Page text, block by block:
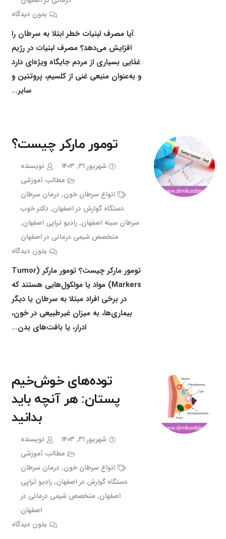
بدون دیدگاه
آیا مصرف لبنیات خطر ابتلا به سرطان را
افزایش می‌دهد؟ مصرف لبنیات در رژیم
غذایی بسیاری از مردم جایگاه ویژه‌ای دارد
و به‌عنوان منبعی غنی از کلسیم، پروتئین و
سایر…
تومور مارکر چیست؟
شهریور ۳۱, ۱۴۰۳
نویسنده
مطالب آموزشی
انواع سرطان خون, درمان سرطان
دستگاه گوارش در اصفهان, دکتر خوب
سرطان سینه اصفهان,رادیو تراپی اصفهان,
متخصص شیمی درمانی در اصفهان
بدون دیدگاه
تومور مارکر چیست؟ تومور مارکر (Tumor
Markers) مواد یا مولکول‌هایی هستند که
در برخی افراد مبتلا به سرطان یا دیگر
بیماری‌ها، به میزان غیرطبیعی در خون،
ادرار، یا بافت‌های بدن…
توده‌های خوش‌خیم
پستان: هر آنچه باید
بدانید
شهریور ۳۱, ۱۴۰۳
نویسنده
مطالب آموزشی
انواع سرطان خون, درمان سرطان
دستگاه گوارش در اصفهان,رادیو تراپی
اصفهان, متخصص شیمی درمانی در
اصفهان
بدون دیدگاه